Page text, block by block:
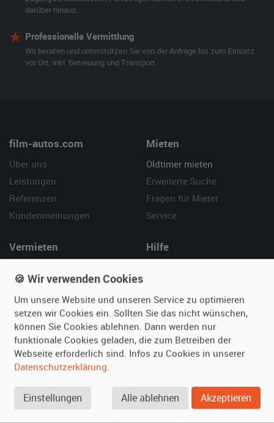
darüber hinaus.
Professionelle Vermittlung
Wir beraten und unterstützen Sie von der Anfrage bis zum Einsatz
vor Ort, inkl. Betreuung und Transport.
film-autos.com
Über uns
Leistungen
Referenzen
Kundenmeinungen
Mieten
Oldtimer mieten
Erweiterte Suche
Fragen für Mieter
Service
Vermieten
Fotos senden
Fragen für Vermieter
Inserat verwalten
Hilfe
Kontakt
SPECIAL
Berühmte Filmautos –
🍪 Wir verwenden Cookies
Um unsere Website und unseren Service zu optimieren
setzen wir Cookies ein. Sollten Sie das nicht wünschen,
können Sie Cookies ablehnen. Dann werden nur
funktionale Cookies geladen, die zum Betreiben der
Webseite erforderlich sind. Infos zu Cookies in unserer
Datenschutzerklärung.
Einstellungen Alle ablehnen Akzeptieren